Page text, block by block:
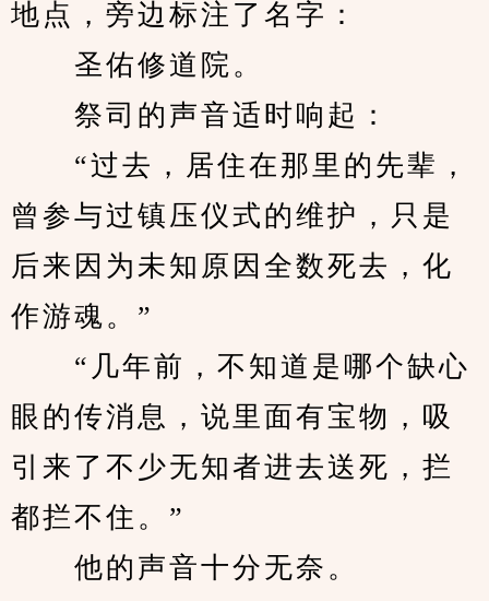
地点，旁边标注了名字：
圣佑修道院。
祭司的声音适时响起：
“过去，居住在那里的先辈，
曾参与过镇压仪式的维护，只是
后来因为未知原因全数死去，化
作游魂。”
“几年前，不知道是哪个缺心
眼的传消息，说里面有宝物，吸
引来了不少无知者进去送死，拦
都拦不住。”
他的声音十分无奈。